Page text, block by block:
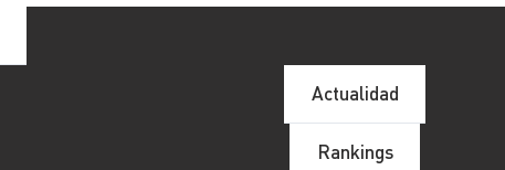
Actualidad
Rankings